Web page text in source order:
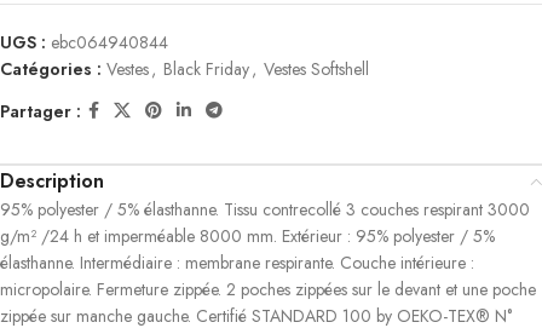
UGS : ebc064940844
Catégories : Vestes, Black Friday, Vestes Softshell
Partager :
Description
95% polyester / 5% élasthanne. Tissu contrecollé 3 couches respirant 3000
g/m² /24 h et imperméable 8000 mm. Extérieur : 95% polyester / 5%
élasthanne. Intermédiaire : membrane respirante. Couche intérieure :
micropolaire. Fermeture zippée. 2 poches zippées sur le devant et une poche
zippée sur manche gauche. Certifié STANDARD 100 by OEKO-TEX® N°